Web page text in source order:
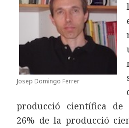
Josep Domingo Ferrer
producció científica de
26% de la producció